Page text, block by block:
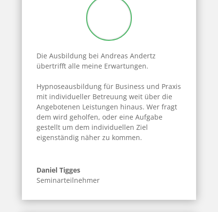
Die Ausbildung bei Andreas Andertz
übertrifft alle meine Erwartungen.
Hypnoseausbildung für Business und Praxis
mit individueller Betreuung weit über die
Angebotenen Leistungen hinaus. Wer fragt
dem wird geholfen, oder eine Aufgabe
gestelltum dem individuellen Ziel
eigenständig näher zu kommen.
Daniel Tigges
Seminarteilnehmer